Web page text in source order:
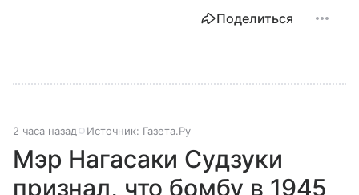
Поделиться
2 часа назад Источник: Газета.Ру
Мэр Нагасаки Судзуки
признал, что бомбу в 1945